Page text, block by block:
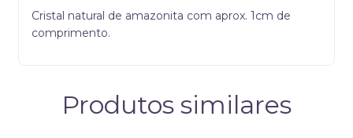
Cristal natural de amazonita com aprox. 1cm de
comprimento.
Produtos similares